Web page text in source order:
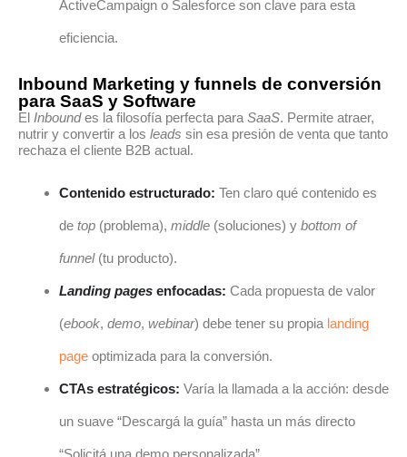
ActiveCampaign o Salesforce son clave para esta
eficiencia.
Inbound Marketing y funnels de conversión
para SaaS y Software
El Inboundes la filosofía perfecta para SaaS. Permite atraer,
nutrir y convertir a los leads sin esa presión de venta que tanto
rechaza el cliente B2B actual.
Contenido estructurado: Ten claro qué contenido es
de top (problema), middle (soluciones) y bottom of
funnel(tu producto).
Landing pages enfocadas: Cada propuesta de valor
(ebook, demo, webinar) debe tener su propia landing
page optimizada para la conversión.
CTAs estratégicos: Varía la llamada a la acción: desde
un suave “Descargá la guía” hasta un más directo
“Solicitá una demo personalizada”.